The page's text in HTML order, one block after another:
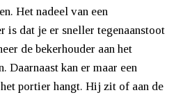
Het nadeel van een
is dat je er sneller tegenaanstoot
de bekerhouder aan het
Daarnaast kan er maar een
portier hangt. Hij zit of aan de